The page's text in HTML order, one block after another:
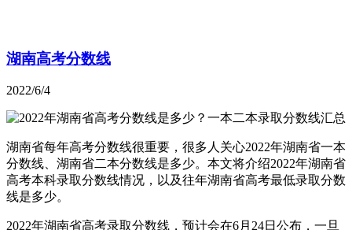
湖南高考分数线
2022/6/4
湖南省每年高考分数线很重要，很多人关心2022年湖南省一本
分数线、湖南省二本分数线是多少。本文将介绍2022年湖南省
高考本科录取分数线情况，以及往年湖南省高考最低录取分数
线是多少。
2022年湖南省高考录取分数线，预计会在6月24日公布，一旦